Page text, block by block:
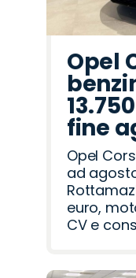
Opel
fine
Opel
ad
euro,
CV e